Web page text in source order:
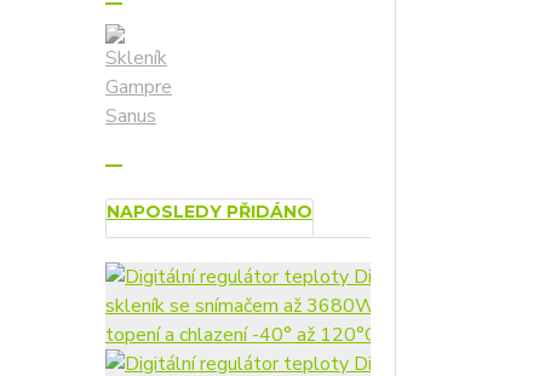
NAPOSLEDY PŘIDÁNO